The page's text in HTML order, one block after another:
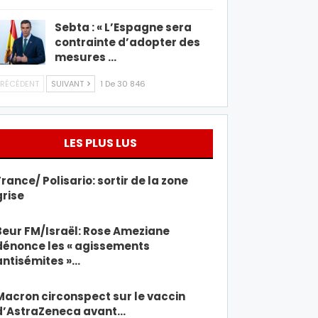
Sebta : « L’Espagne sera
contrainte d’adopter des
mesures …
SUIVANT 1 De 30 846
LES PLUS LUS
Polisario: sortir de la zone
FM/Israël: Rose Ameziane
les « agissements
»…
circonspect sur le vaccin
avant…